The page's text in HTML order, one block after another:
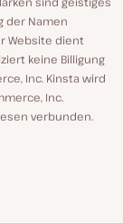
der Namen
Website dient
keine Billigung
Inc. Kinsta wird
Inc.
verbunden.